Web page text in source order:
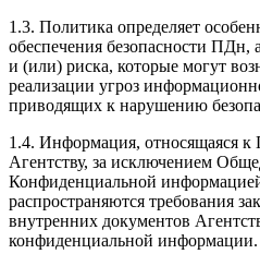
1.3. Политика определяет
обеспечения безопасности
и (или) риска, которые могут
реализации угроз
приводящих к нарушению
1.4. Информация, относящаяся к
Агентству, за исключением
Конфиденциальной
распространяются требования
внутренних документов
конфиденциальной информации.